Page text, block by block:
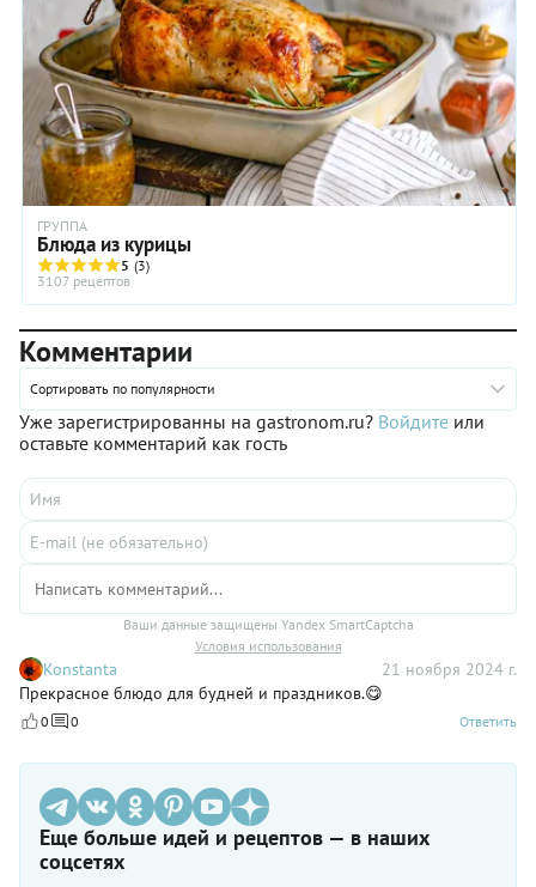
ГРУППА
Блюда из курицы
5 (3)
3107 рецептов
Комментарии
Сортировать по популярности
Уже зарегистрированны на gastronom.ru? Войдите или
оставьте комментарий как гость
Ваши данные защищены Yandex SmartCaptcha
Условия использования
Konstanta
21 ноября 2024 г.
Прекрасное блюдо для будней и праздников.😋
0 0 Ответить
Еще больше идей и рецептов — в наших
соцсетях